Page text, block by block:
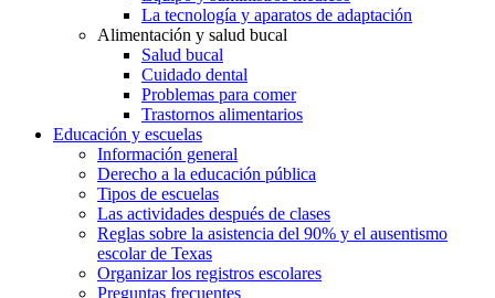
La tecnología y aparatos de adaptación
Alimentación y salud bucal
Salud bucal
Cuidado dental
Problemas para comer
Trastornos alimentarios
Educación y escuelas
Información general
Derecho a la educación pública
Tipos de escuelas
Las actividades después de clases
Reglas sobre la asistencia del 90% y el ausentismo
escolar de Texas
Organizar los registros escolares
Preguntas frecuentes